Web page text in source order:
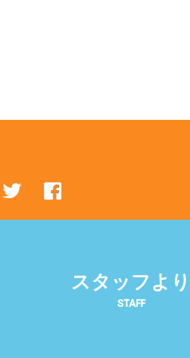
スタッフより
STAFF